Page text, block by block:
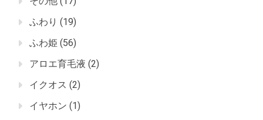
ふわり (19)
ふわ姫 (56)
アロエ育毛液 (2)
イクオス (2)
イヤホン (1)